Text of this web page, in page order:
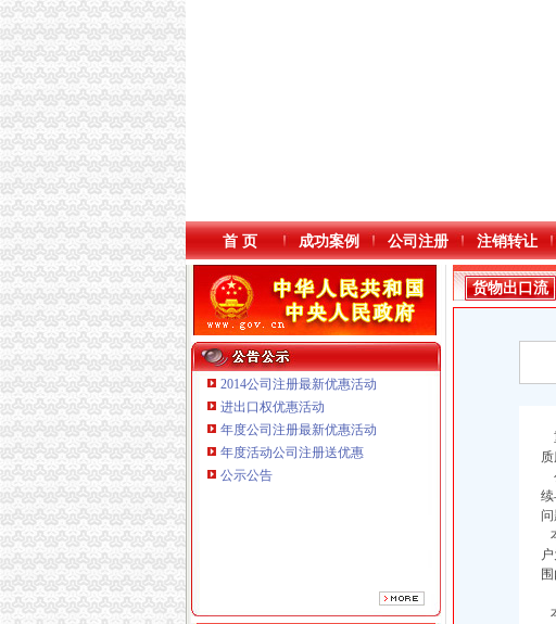
本站导航
首 页 成功案例 公司注册 注销转让
2014公司注册最新优惠活动
进出口权优惠活动
年度公司注册最新优惠活动
年度活动公司注册送优惠
公示公告
重庆鸽牌电线电缆有限公司 渝北10010万 (进出口权)
重庆傲志众达投资咨询有限责任公司 渝九1000万 （增资）
重庆星竣贸易有限责任公司 渝中100万 （进出口权）
重庆海谛升进出口贸易有限公司 渝北100万 （进出口权）
货物出口流
程